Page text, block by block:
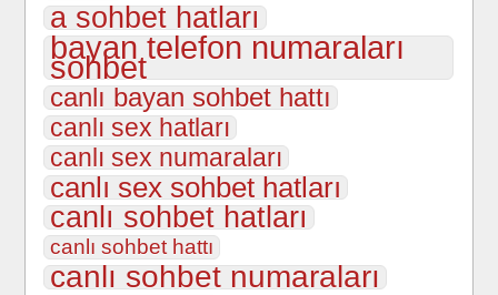
a sohbet hatları
bayan telefon numaraları
sohbet
canlı bayan sohbet hattı
canlı sex hatları
canlı sex numaraları
canlı sex sohbet hatları
canlı sohbet hatları
canlı sohbet hattı
canlı sohbet numaraları